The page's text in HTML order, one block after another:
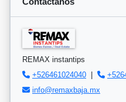
REMAX instantips
+526461024040 |
info@remaxbaja.mx